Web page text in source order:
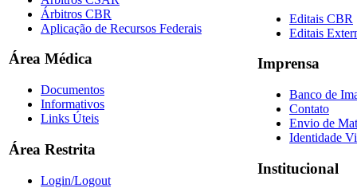
Árbitros CBR
Aplicação de Recursos Federais
Área Médica
Documentos
Informativos
Links Úteis
Área Restrita
Login/Logout
Editais CBR
Editais
Imprensa
Banco de
Contato
Envio de
Identidade
Institucional